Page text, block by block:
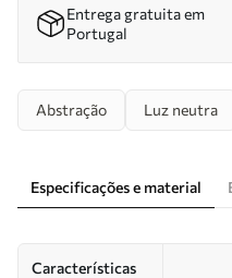
Entrega gratuita em
Portugal
Abstração Luz neutra
Especificações e material
Características